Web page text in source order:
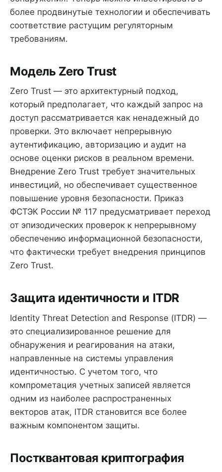
более продвинутые технологии и обеспечивать
соответствие растущим регуляторным
требованиям.
Модель Zero Trust
Zero Trust — это архитектурный подход,
который предполагает, что каждый запрос на
доступ рассматривается как ненадежный до
проверки. Это включает непрерывную
аутентификацию, авторизацию и аудит на
основе оценки рисков в реальном времени.
Внедрение Zero Trust требует значительных
инвестиций, но обеспечивает существенное
повышение уровня безопасности. Приказ
ФСТЭК России № 117 предусматривает переход
от эпизодических проверок к непрерывному
обеспечению информационной безопасности,
что фактически требует внедрения принципов
Zero Trust.
Защита идентичности и ITDR
Identity Threat Detection and Response (ITDR) —
это специализированное решение для
обнаружения и реагирования на атаки,
направленные на системы управления
идентичностью. С учетом того, что
компрометация учетных записей является
одним из наиболее распространенных
векторов атак, ITDR становится все более
важным компонентом защиты.
Постквантовая криптография